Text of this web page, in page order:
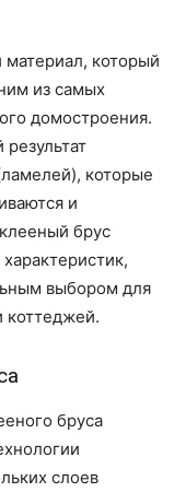
который
из самых
домостроения.
которые
и
брус
выбором для
коттеджей.
бруса
слоев